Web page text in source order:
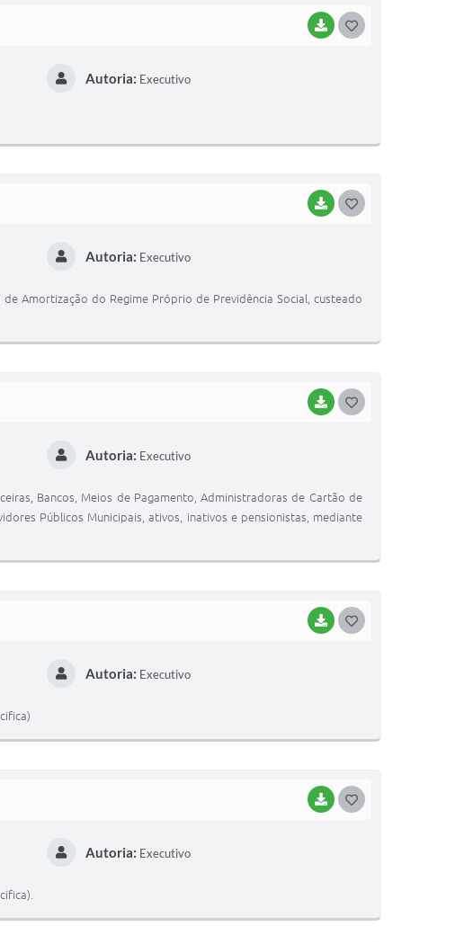
BAIXAR
Autoria: Executivo
BAIXAR
Autoria: Executivo
Amortização do Regime Próprio de Previdência Social, custeado
BAIXAR
Autoria: Executivo
Bancos, Meios de Pagamento, Administradoras de Cartão de
Públicos Municipais, ativos, inativos e pensionistas, mediante
BAIXAR
Autoria: Executivo
BAIXAR
Autoria: Executivo